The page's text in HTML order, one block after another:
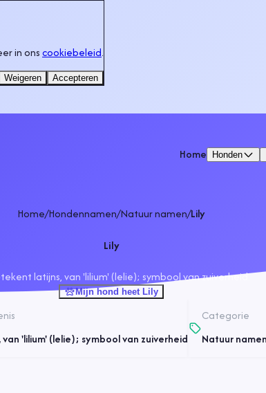
Home Honden
Home/Hondennamen/Natuur namen/Lily
Lily
latijns, van 'lilium' (lelie); symbool van zuiverheid.
Mijn hond heet Lily
van 'lilium' (lelie); symbool van zuiverheid
Categorie
Natuur
in onscookiebeleid.
Weigeren Accepteren